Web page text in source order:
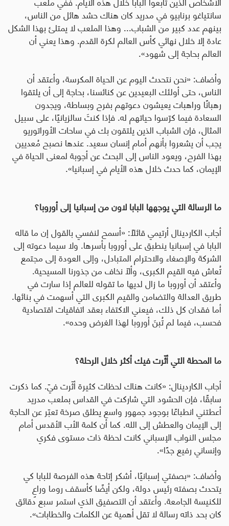
سانتياغو برنابيو في مدريد كان هناك حشد هائل من الناس،
بينهم عدد كبير من الشباب... وهذا الملعب لا يمتلئ بهذا الشكل
عادة إلا خلال نهائي كأس العالم لكرة القدم. وهذا يعني أن
العالم بحاجة إلى شهود».
وأضاف: «نحن نتحدث اليوم عن الحياة المكرسة، وأعتقد أن
الناس، حتى أولئك البعيدين عن كنائسنا، بحاجة إلى أن يلتقوا
رهبانًا وراهبات يعيشون دعوتهم بفرح وبساطة، ويجدون
السعادة فيما كرّسوا حياتهم له. فإذا كنتَ سالزيانيًا، على سبيل
المثال، فإن الشباب الذين يلتقون بك في ساحات الأوراتوريو
يجب أن يشعروا بأنهم أمام إنسان سعيد. عندها نصبح مُعديين
بهذا الفرح، ويعود الناس إلى البحث عن أجوبة لمعنى الحياة في
الإيمان، كما حدث خلال هذه الأيام في إسبانيا».
ما الرسالة التي يوجهها البابا لاون من إسبانيا إلى أوروبا؟
أجاب الكاردينال أرتيمي قائلًا: «أسمح لنفسي بالقول إن ما قاله
البابا في إسبانيا ينطبق على أوروبا بأسرها. ولا سيما دعوته إلى
الشركة والإصغاء والاحترام المتبادل، وإلى العودة إلى مجتمع
تُعاش فيه القيم الكبرى، وألّا نخاف من جذورنا المسيحية.
وأعتقد أن أوروبا ما زال لديها ما تقوله للعالم إذا سارت في
طريق العدالة والتضامن والقيم الكبرى التي أسهمت في بنائها.
أما فقدان كل ذلك، فيعني الاكتفاء بعقد اتفاقيات اقتصادية
فحسب، فيما لم تُبنَ أوروبا لهذا الغرض وحده».
ما المحطة التي أثّرت فيك أكثر خلال الرحلة؟
أجاب الكاردينال: «كانت هناك لحظات كثيرة أثّرت فيّ. كما ذكرت
سابقًا، فإن الحشود التي شاركت في القداس بملعب مدريد
أعطتني انطباعًا بوجود جمهور واسع يطلق صرخة تعبّر عن الحاجة
إلى الإيمان والعطش إلى الله. كما أن كلمة الأب الأقدس أمام
مجلس النواب الإسباني كانت لحظة ذات مستوى فكري
وإنساني رفيع جدًا».
وأضاف: «بصفتي إسبانيًا، أشكر إتاحة هذه الفرصة للبابا كي
يتحدث بصفته رئيس دولة، ولكن أيضًا كأسقف روما وراعٍ
للكنيسة الجامعة. وأعتقد أن التصفيق الذي استمر سبع دقائق
كان بحد ذاته رسالة لا تقل أهمية عن الكلمات والخطابات».